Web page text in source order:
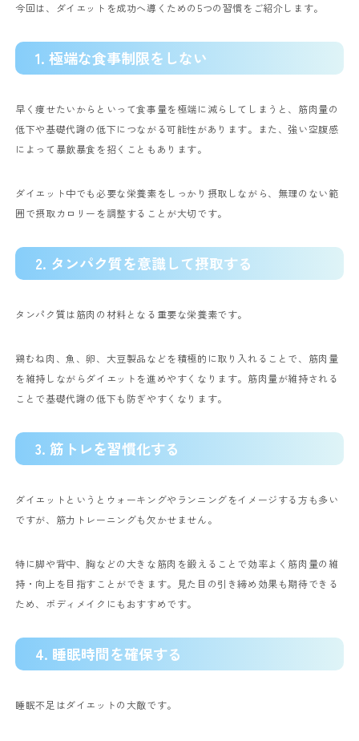
今回は、ダイエットを成功へ導くための5つの習慣をご紹介します。
1. 極端な食事制限をしない
早く痩せたいからといって食事量を極端に減らしてしまうと、筋肉量の
低下や基礎代謝の低下につながる可能性があります。また、強い空腹感
によって暴飲暴食を招くこともあります。
ダイエット中でも必要な栄養素をしっかり摂取しながら、無理のない範
囲で摂取カロリーを調整することが大切です。
2. タンパク質を意識して摂取する
タンパク質は筋肉の材料となる重要な栄養素です。
鶏むね肉、魚、卵、大豆製品などを積極的に取り入れることで、筋肉量
を維持しながらダイエットを進めやすくなります。筋肉量が維持される
ことで基礎代謝の低下も防ぎやすくなります。
3. 筋トレを習慣化する
ダイエットというとウォーキングやランニングをイメージする方も多い
ですが、筋力トレーニングも欠かせません。
特に脚や背中、胸などの大きな筋肉を鍛えることで効率よく筋肉量の維
持・向上を目指すことができます。見た目の引き締め効果も期待できる
ため、ボディメイクにもおすすめです。
4. 睡眠時間を確保する
睡眠不足はダイエットの大敵です。